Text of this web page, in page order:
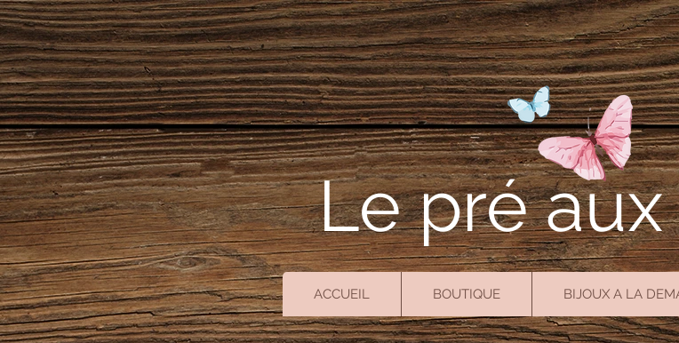
Le pré
ACCUEIL BOUTIQUE BIJOUX A LA